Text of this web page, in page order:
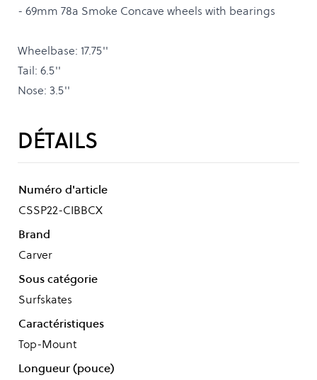
- 69mm 78a Smoke Concave wheels with bearings
Wheelbase: 17.75''
Tail: 6.5''
Nose: 3.5''
DÉTAILS
Numéro d'article
CSSP22-CIBBCX
Brand
Carver
Sous catégorie
Surfskates
Caractéristiques
Top-Mount
Longueur (pouce)